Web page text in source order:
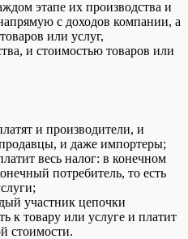
этапе их производства и
с доходов компании, а
или услуг,
и стоимостью товаров или
и производители, и
и даже импортеры;
весь налог: в конечном
потребитель, то есть
участник цепочки
к товару или услуге и платит
стоимости.